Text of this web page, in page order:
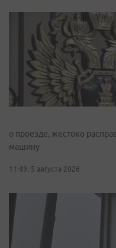
о проезде, жестоко
машину
11:49, 5 августа 2026